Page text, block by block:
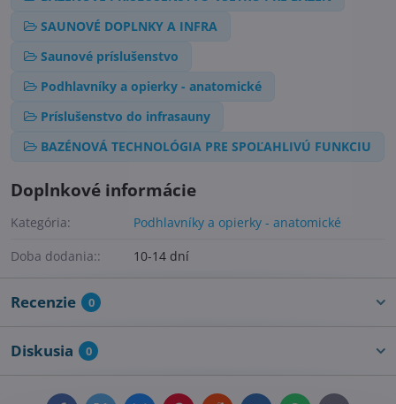
SAUNOVÉ DOPLNKY A INFRA
Saunové príslušenstvo
Podhlavníky a opierky - anatomické
Príslušenstvo do infrasauny
BAZÉNOVÁ TECHNOLÓGIA PRE SPOĽAHLIVÚ FUNKCIU
Doplnkové informácie
Kategória:
Podhlavníky a opierky - anatomické
Doba dodania::
10-14 dní
Recenzie 0
Diskusia 0